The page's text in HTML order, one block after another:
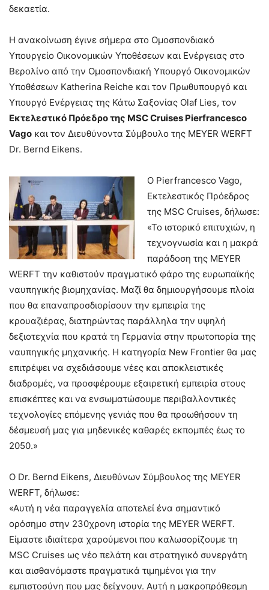
δεκαετία.
Η ανακοίνωση έγινε σήμερα στο Ομοσπονδιακό
Υπουργείο Οικονομικών Υποθέσεων και Ενέργειας στο
Βερολίνο από την Ομοσπονδιακή Υπουργό Οικονομικών
Υποθέσεων Katherina Reiche και τον Πρωθυπουργό και
Υπουργό Ενέργειας της Κάτω Σαξονίας Olaf Lies, τον
Εκτελεστικό Πρόεδρο της MSC Cruises Pierfrancesco
Vago και τον Διευθύνοντα Σύμβουλο της MEYER WERFT
Dr. Bernd Eikens.
Ο Pierfrancesco Vago,
Εκτελεστικός Πρόεδρος
της MSC Cruises, δήλωσε:
«Το ιστορικό επιτυχιών, η
τεχνογνωσία και η μακρά
παράδοση της MEYER
WERFT την καθιστούν πραγματικό φάρο της ευρωπαϊκής
ναυπηγικής βιομηχανίας. Μαζί θα δημιουργήσουμε πλοία
που θα επαναπροσδιορίσουν την εμπειρία της
κρουαζιέρας, διατηρώντας παράλληλα την υψηλή
δεξιοτεχνία που κρατά τη Γερμανία στην πρωτοπορία της
ναυπηγικής μηχανικής. Η κατηγορία New Frontier θα μας
επιτρέψει να σχεδιάσουμε νέες και αποκλειστικές
διαδρομές, να προσφέρουμε εξαιρετική εμπειρία στους
επισκέπτες και να ενσωματώσουμε περιβαλλοντικές
τεχνολογίες επόμενης γενιάς που θα προωθήσουν τη
δέσμευσή μας για μηδενικές καθαρές εκπομπές έως το
2050.»
Ο Dr. Bernd Eikens, Διευθύνων Σύμβουλος της MEYER
WERFT, δήλωσε:
«Αυτή η νέα παραγγελία αποτελεί ένα σημαντικό
ορόσημο στην 230χρονη ιστορία της MEYER WERFT.
Είμαστε ιδιαίτερα χαρούμενοι που καλωσορίζουμε τη
MSC Cruises ως νέο πελάτη και στρατηγικό συνεργάτη
και αισθανόμαστε πραγματικά τιμημένοι για την
εμπιστοσύνη που μας δείχνουν. Αυτή η μακροπρόθεσμη